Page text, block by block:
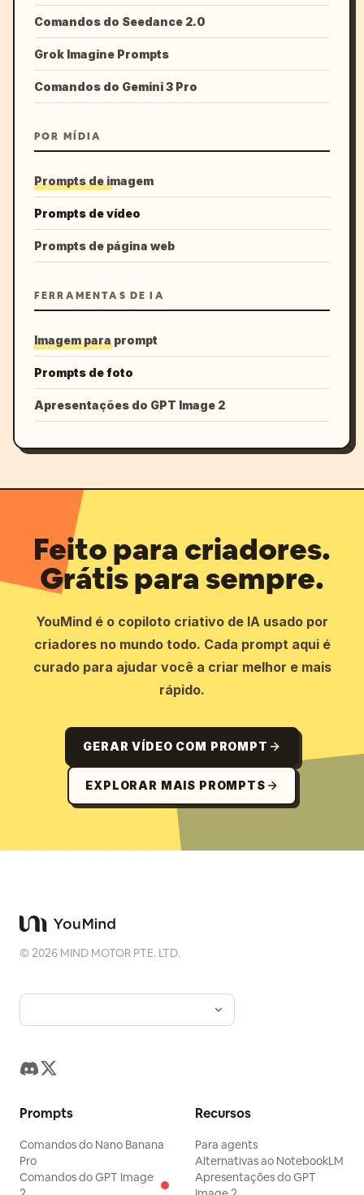
Comandos do Seedance 2.0
Grok Imagine Prompts
Comandos do Gemini 3 Pro
POR MÍDIA
Prompts de imagem
Prompts de vídeo
Prompts de página web
FERRAMENTAS DE IA
Imagem para prompt
Prompts de foto
Apresentações do GPT Image 2
Feito para criadores.
Grátis para sempre.
YouMind é o copiloto criativo de IA usado por
criadores no mundo todo. Cada prompt aqui é
curado para ajudar você a criar melhor e mais
rápido.
GERAR VÍDEO COM PROMPT
EXPLORAR MAIS PROMPTS
©2026 MIND MOTOR PTE. LTD.
Prompts
Comandos do Nano Banana
Pro
Comandos do GPT Image
Recursos
Para agents
Alternativas ao NotebookLM
Apresentações do GPT